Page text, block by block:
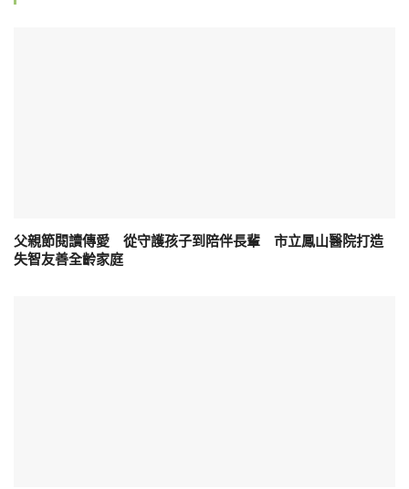
父親節閱讀傳愛 從守護孩子到陪伴長輩 市立鳳山醫院打造
失智友善全齡家庭